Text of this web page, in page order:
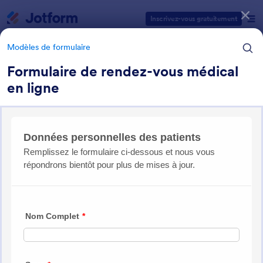
Inscrivez-vous gratuitement
Modèles de formulaire
Formulaire de rendez-vous médical
en ligne
Formulaire rendez-vous
12 modèles
Catégories des modèles de formulaires